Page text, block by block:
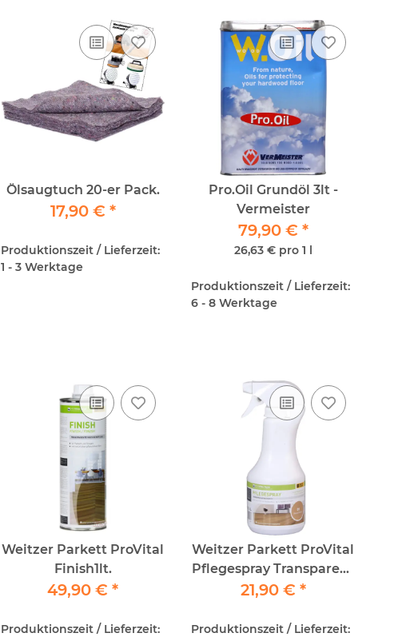
Ölsaugtuch 20-er Pack.
17,90 € *
Produktionszeit / Lieferzeit:
1 - 3 Werktage
Pro.Oil Grundöl 3lt -
Vermeister
79,90 € *
26,63 € pro 1 l
Produktionszeit / Lieferzeit:
6 - 8 Werktage
Weitzer Parkett ProVital
Finish1lt.
49,90 €*
Produktionszeit / Lieferzeit:
Weitzer Parkett ProVital
Pflegespray Transparent
500ml
21,90 € *
Produktionszeit / Lieferzeit: